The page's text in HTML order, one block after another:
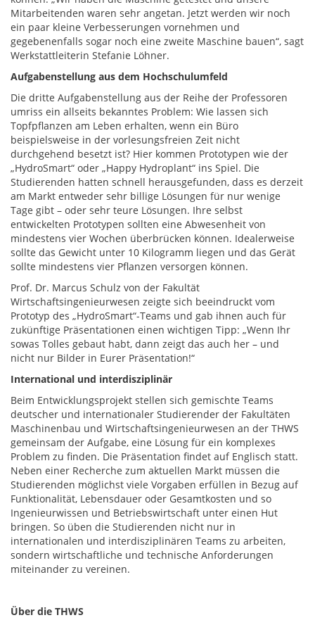
Mitarbeitenden waren sehr angetan. Jetzt werden wir noch
ein paar kleine Verbesserungen vornehmen und
gegebenenfalls sogar noch eine zweite Maschine bauen“, sagt
Werkstattleiterin Stefanie Löhner.
Aufgabenstellung aus dem Hochschulumfeld
Die dritte Aufgabenstellung aus der Reihe der Professoren
umriss ein allseits bekanntes Problem: Wie lassen sich
Topfpflanzen am Leben erhalten, wenn ein Büro
beispielsweise in der vorlesungsfreien Zeit nicht
durchgehend besetzt ist? Hier kommen Prototypen wie der
„HydroSmart“ oder „Happy Hydroplant“ ins Spiel. Die
Studierenden hatten schnell herausgefunden, dass es derzeit
am Markt entweder sehr billige Lösungen für nur wenige
Tage gibt – oder sehr teure Lösungen. Ihre selbst
entwickelten Prototypen sollten eine Abwesenheit von
mindestens vier Wochen überbrücken können. Idealerweise
sollte das Gewicht unter 10 Kilogramm liegen und das Gerät
sollte mindestens vier Pflanzen versorgen können.
Prof. Dr. Marcus Schulz von der Fakultät
Wirtschaftsingenieurwesen zeigte sich beeindruckt vom
Prototyp des „HydroSmart“-Teams und gab ihnen auch für
zukünftige Präsentationen einen wichtigen Tipp: „Wenn Ihr
sowas Tolles gebaut habt, dann zeigt das auch her – und
nicht nur Bilder in Eurer Präsentation!“
International und interdisziplinär
Beim Entwicklungsprojekt stellen sich gemischte Teams
deutscher und internationaler Studierender der Fakultäten
Maschinenbau und Wirtschaftsingenieurwesen an der THWS
gemeinsam der Aufgabe, eine Lösung für ein komplexes
Problem zu finden. Die Präsentation findet auf Englisch statt.
Neben einer Recherche zum aktuellen Markt müssen die
Studierenden möglichst viele Vorgaben erfüllen in Bezug auf
Funktionalität, Lebensdauer oder Gesamtkosten und so
Ingenieurwissen und Betriebswirtschaft unter einen Hut
bringen. So üben die Studierenden nicht nur in
internationalen und interdisziplinären Teams zu arbeiten,
sondern wirtschaftliche und technische Anforderungen
miteinander zu vereinen.
Über die THWS